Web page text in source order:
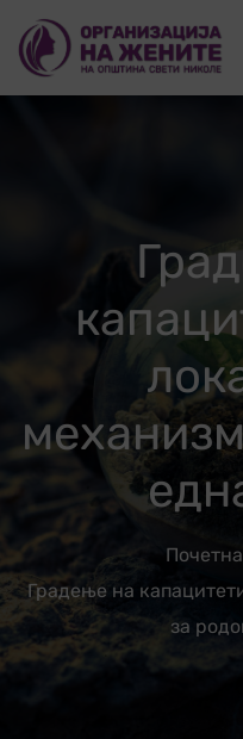
Почетна
Градење на
за